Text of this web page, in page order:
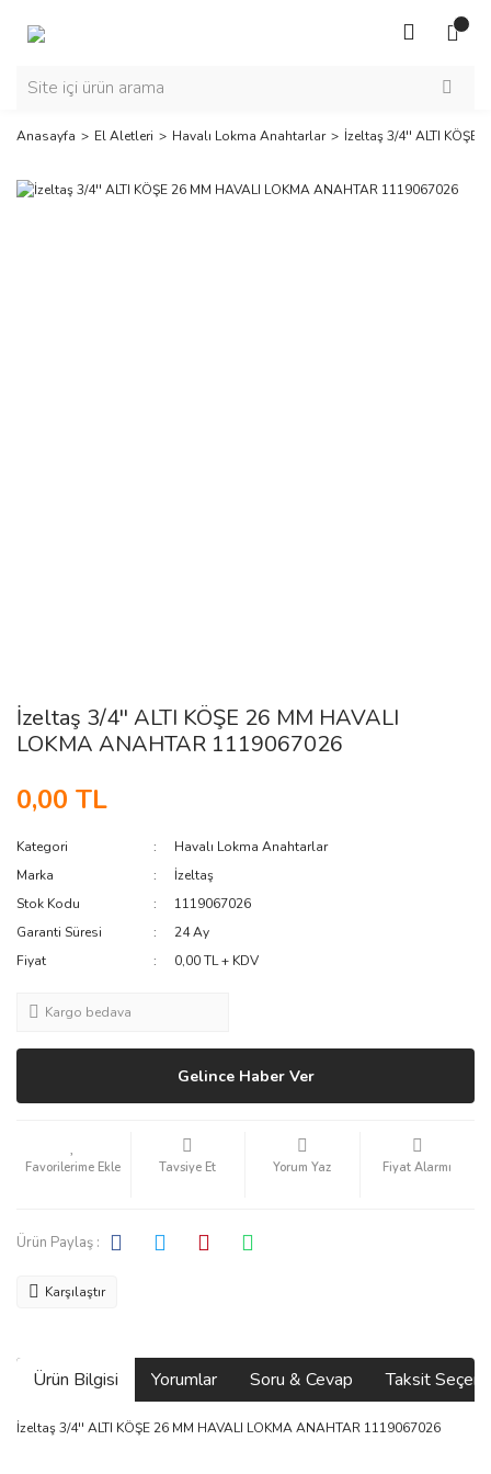
Anasayfa El Aletleri Havalı Lokma Anahtarlar İzeltaş 3/4'' ALTI KÖŞE
İzeltaş 3/4'' ALTI KÖŞE 26 MM HAVALI
LOKMA ANAHTAR 1119067026
0,00 TL
Kategori
Havalı Lokma Anahtarlar
Marka
İzeltaş
Stok Kodu
1119067026
Garanti Süresi
24 Ay
Fiyat
0,00 TL + KDV
Kargo bedava
Gelince Haber Ver
Tavsiye Et Yorum Yaz Fiyat Alarmı
Ürün Paylaş :
Karşılaştır
Ürün Bilgisi Yorumlar Soru & Cevap Taksit
İzeltaş 3/4'' ALTI KÖŞE 26 MM HAVALI LOKMA ANAHTAR 1119067026